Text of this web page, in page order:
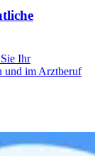
Ihr
und im Arztberuf